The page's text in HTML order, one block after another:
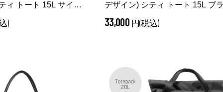
ィ トート 15L サイプ
)
デザイン) シティ トート 15L ブ
ク / BCT-15-BK-1
33,000 円(税込)